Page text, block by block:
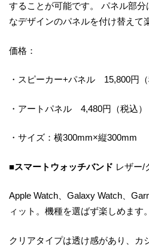
することが可能です。 パネル部
なデザインのパネルを付け替えて
価格：
・スピーカー+パネル 15,800円（
・アートパネル 4,480円（税込）
・サイズ：横300mm×縦300mm
■スマートウォッチバンド レザー/
Apple Watch、Galaxy Watch、
ィット。機種を選ばず楽しめます。
クリアタイプは透け感があり、カ